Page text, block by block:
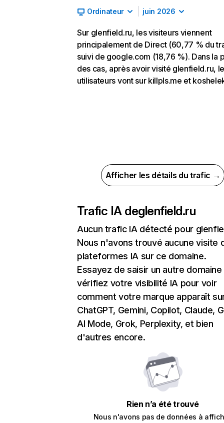
Ordinateur juin 2026
Sur glenfield.ru, les visiteurs viennent
principalement de Direct (60,77 % du
suivi de google.com (18,76 %). Dans la
des cas, après avoir visité glenfield.ru,
utilisateurs vont sur killpls.me et
Afficher les détails du trafic →
Trafic IA deglenfield.ru
Aucun trafic IA détecté pour
Nous n'avons trouvé aucune visite
plateformes IA sur ce domaine.
Essayez de saisir un autre domaine
vérifiez votre visibilité IA pour voir
comment votre marque apparaît
ChatGPT, Gemini, Copilot, Claude,
AI Mode, Grok, Perplexity, et bien
d'autres encore.
Rien n’a été trouvé
Nous n'avons pas de données à